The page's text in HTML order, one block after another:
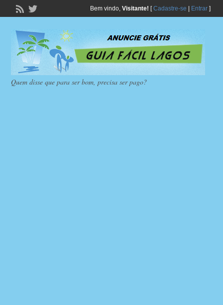
Bem vindo, Visitante! [Cadastre-se Entrar]
Quem disse que para ser bom, precisa ser pago?